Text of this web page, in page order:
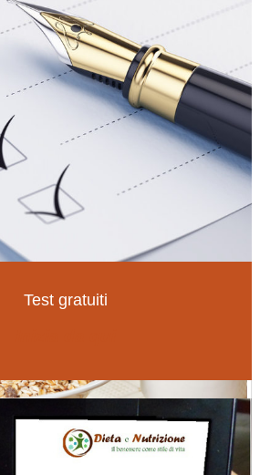
Test gratuiti